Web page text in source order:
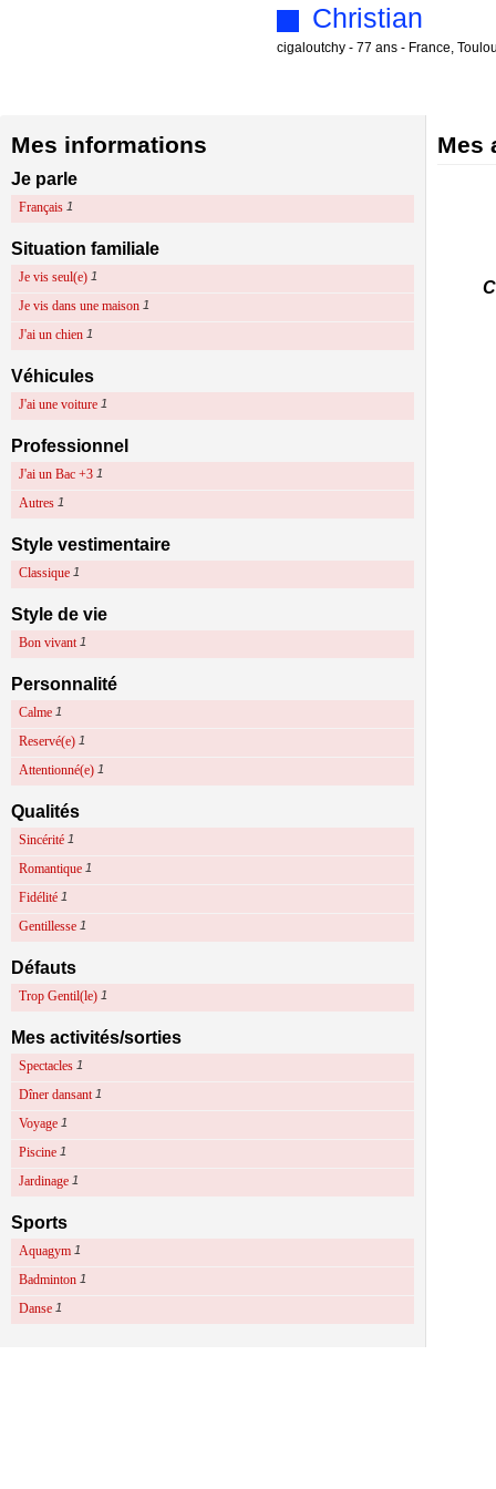
Christian
cigaloutchy - 77 ans - France,
Mes informations
Je parle
Français 1
Situation familiale
Je vis seul(e) 1
Je vis dans une maison 1
J'ai un chien 1
Véhicules
J'ai une voiture 1
Professionnel
J'ai un Bac +3 1
Autres 1
Style vestimentaire
Classique 1
Style de vie
Bon vivant 1
Personnalité
Calme 1
Reservé(e) 1
Attentionné(e) 1
Qualités
Sincérité 1
Romantique 1
Fidélité 1
Gentillesse 1
Défauts
Trop Gentil(le) 1
Mes activités/sorties
Spectacles 1
Dîner dansant 1
Voyage 1
Piscine 1
Jardinage 1
Sports
Aquagym 1
Badminton 1
Danse 1
Mes